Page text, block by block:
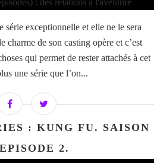
série exceptionnelle et elle ne le sera
charme de son casting opère et c’est
qui permet de rester attachés à cet
une série que l’on...
: KUNG FU. SAISON
2.